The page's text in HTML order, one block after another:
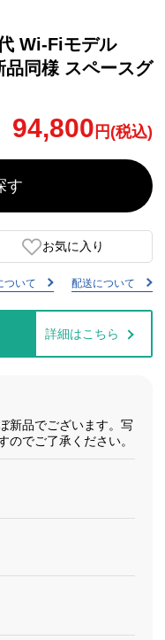
Wi-Fiモデル
同様 スペースグ
94,800 円(税込)
す
お気に入り
ついて 配送について
詳細はこちら
新品でございます。写
のでご了承ください。